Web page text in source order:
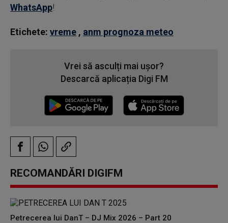
WhatsApp!
Etichete: vreme , anm prognoza meteo
Vrei să asculți mai ușor?
Descarcă aplicația Digi FM
RECOMANDĂRI DIGIFM
Petrecerea lui DanT – DJ Mix 2026 – Part 20